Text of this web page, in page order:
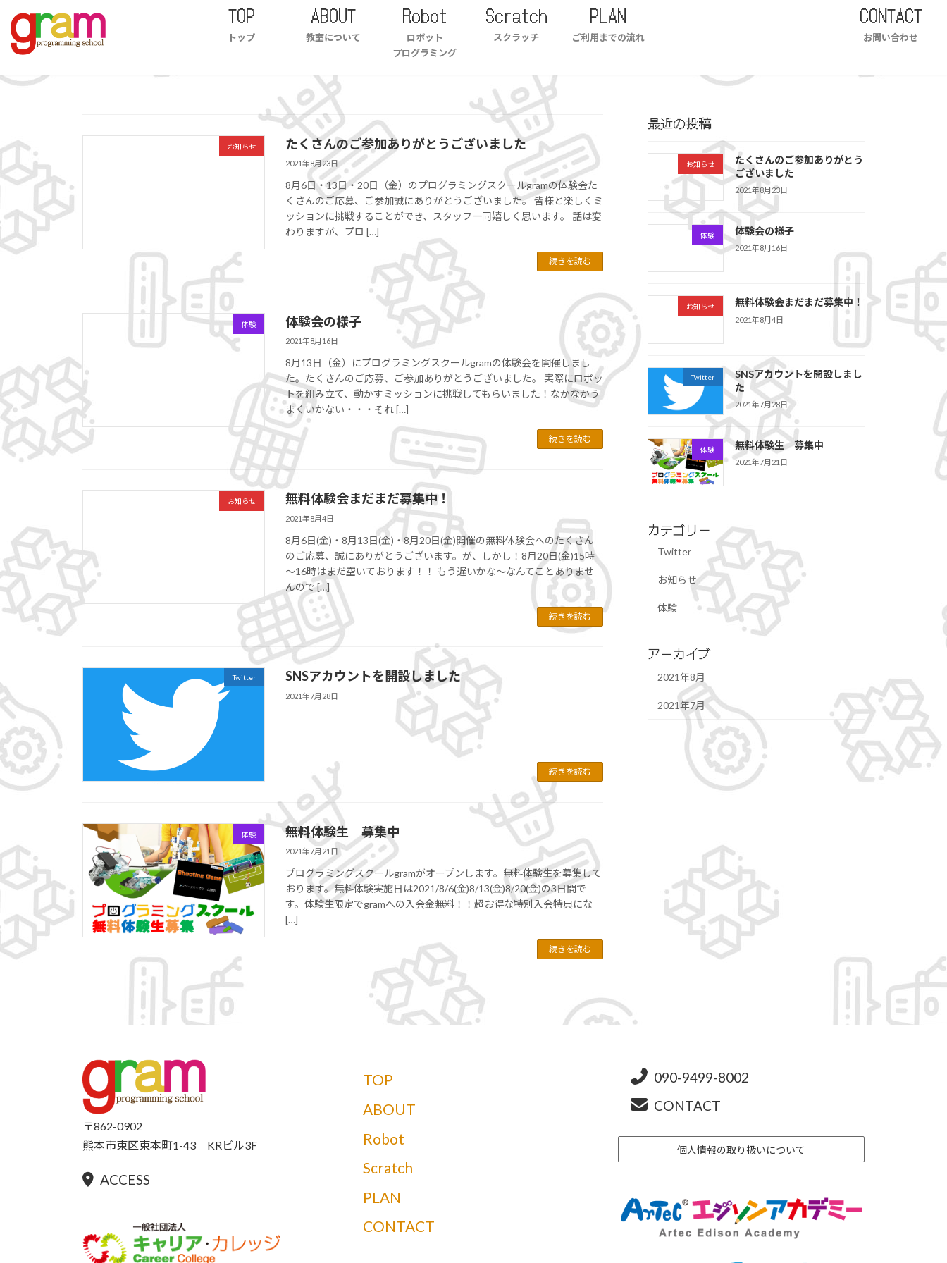
ツ
ッ
シ
移
TOP
トップ
ABOUT
教室について
Robot
ロボット
プログラミング
Scratch
スクラッチ
PLAN
ご利用までの流れ
CONTACT
お問い合わせ
お知らせ たくさんのご参加ありがとうございました
2021年8月23日
8月6日・13日・20日（金）のプログラミングスクールgramの体験会た
くさんのご応募、ご参加誠にありがとうございました。 皆様と楽しくミ
ッションに挑戦することができ、スタッフ一同嬉しく思います。 話は変
わりますが、プロ […]
続きを読む
体験 体験会の様子
2021年8月16日
8月13日（金）にプログラミングスクールgramの体験会を開催しまし
た。たくさんのご応募、ご参加ありがとうございました。 実際にロボッ
トを組み立て、動かすミッションに挑戦してもらいました！なかなかう
まくいかない・・・それ […]
続きを読む
お知らせ 無料体験会まだまだ募集中！
2021年8月4日
8月6日(金)・8月13日(金)・8月20日(金)開催の無料体験会へのたくさん
のご応募、誠にありがとうございます。が、しかし！8月20日(金)15時
～16時はまだ空いております！！ もう遅いかな～なんてことありませ
んので […]
続きを読む
Twitter SNSアカウントを開設しました
2021年7月28日
続きを読む
体験 無料体験生 募集中
2021年7月21日
プログラミングスクールgramがオープンします。無料体験生を募集して
おります。無料体験実施日は2021/8/6(金)8/13(金)8/20(金)の3日間で
す。体験生限定でgramへの入会金無料！！超お得な特別入会特典にな
[…]
続きを読む
最近の投稿
お知らせ
たくさんのご参加ありがとう
ございました
2021年8月23日
体験 体験会の様子
2021年8月16日
お知らせ 無料体験会まだまだ募集中！
2021年8月4日
Twitter
SNSアカウントを開設しまし
た
2021年7月28日
体験 無料体験生 募集中
2021年7月21日
カテゴリー
Twitter
お知らせ
体験
アーカイブ
2021年8月
2021年7月
〒862-0902
熊本市東区東本町1-43 KRビル3F
ACCESS
TOP
ABOUT
Robot
Scratch
PLAN
CONTACT
090-9499-8002
CONTACT
個人情報の取り扱いについて